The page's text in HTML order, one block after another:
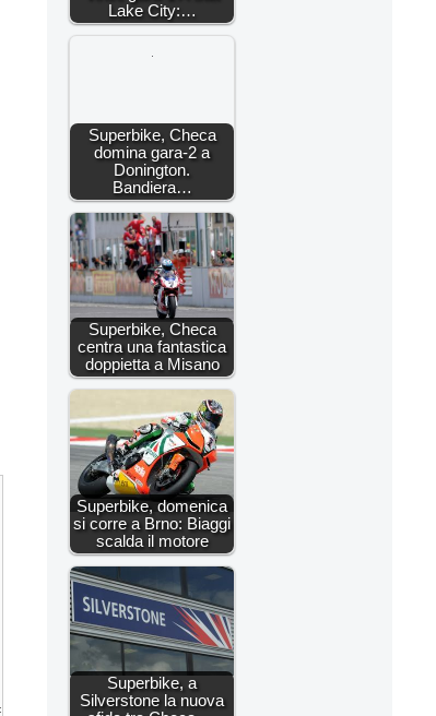
Lake City:…
Superbike, Checa
domina gara-2 a
Donington.
Bandiera…
Superbike, Checa
centra una fantastica
doppietta a Misano
Superbike, domenica
si corre a Brno: Biaggi
scalda il motore
Superbike, a
Silverstone la nuova